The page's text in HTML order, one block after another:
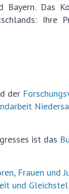
Bayern. Das
Ihre
der
ist das
Frauen und
und